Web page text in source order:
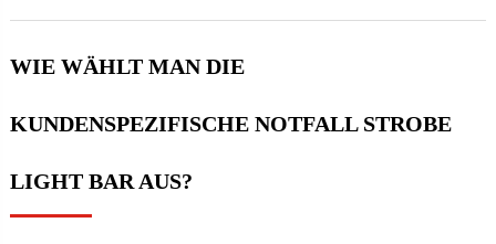
WIE WÄHLT MAN DIE
KUNDENSPEZIFISCHE NOTFALL STROBE
LIGHT BAR AUS?